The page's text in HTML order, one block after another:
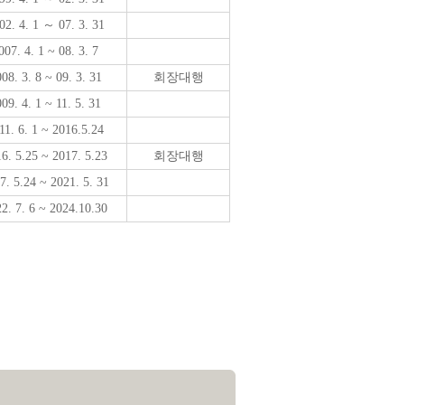
4. 1 ～ 07. 3. 31
4. 1 ~ 08. 3. 7
3. 8 ~ 09. 3. 31
회장대행
4. 1 ~ 11. 5. 31
6. 1 ~ 2016.5.24
5.25 ~ 2017. 5.23
회장대행
5.24 ~ 2021. 5. 31
7. 6 ~ 2024.10.30